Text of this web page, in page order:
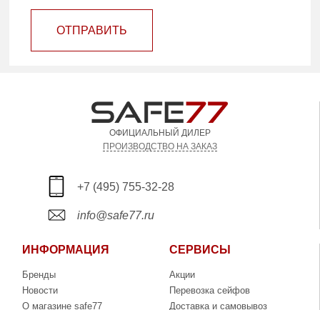
ОТПРАВИТЬ
ОФИЦИАЛЬНЫЙ ДИЛЕР
ПРОИЗВОДСТВО НА ЗАКАЗ
+7 (495) 755-32-28
info@safe77.ru
ИНФОРМАЦИЯ
Бренды
Новости
О магазине safe77
СЕРВИСЫ
Акции
Перевозка сейфов
Доставка и самовывоз